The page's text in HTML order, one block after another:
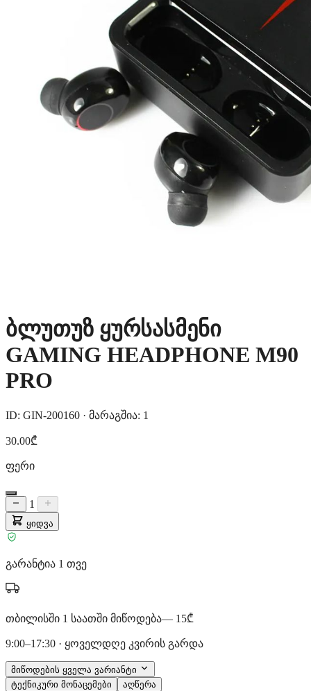
ბლუთუზ ყურსასმენი
GAMING HEADPHONE M90
PRO
ID: GIN-200160 · მარაგშია: 1
30.00₾
ფერი
1
ყიდვა
გარანტია 1 თვე
თბილისში 1 საათში მიწოდება— 15₾
9:00–17:30 · ყოველდღე კვირის გარდა
მიწოდების ყველა ვარიანტი
ტექნიკური მონაცემები
აღწერა